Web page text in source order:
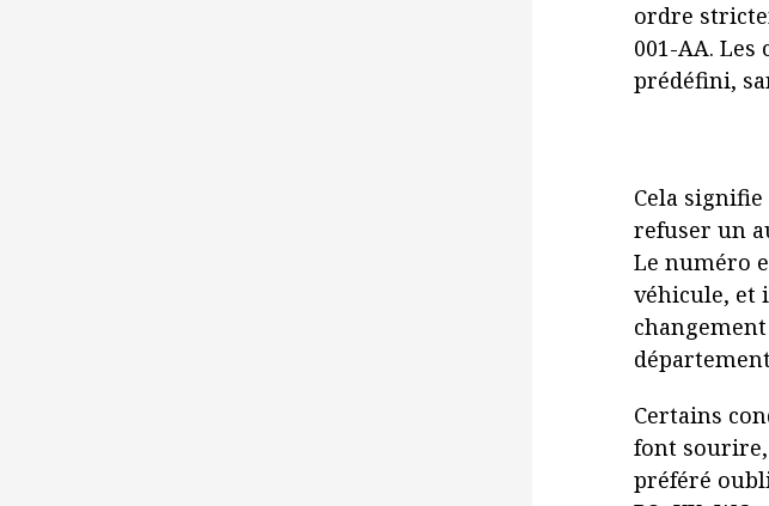
ordre
001-AA.
prédéfini,
Cela
refuser un
Le numéro
véhicule, et
Certains
font
préféré